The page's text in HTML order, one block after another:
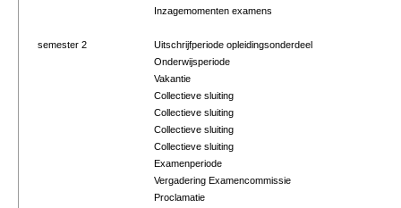
Inzagemomenten examens
semester 2
Uitschrijfperiode opleidingsonderdeel
Onderwijsperiode
Vakantie
Collectieve sluiting
Collectieve sluiting
Collectieve sluiting
Collectieve sluiting
Examenperiode
Vergadering Examencommissie
Proclamatie